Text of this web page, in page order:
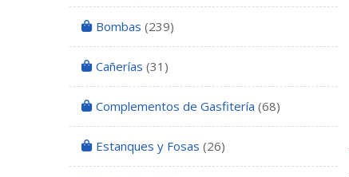
Bombas (239)
Cañerías (31)
Complementos de Gasfitería (68)
Estanques y Fosas (26)